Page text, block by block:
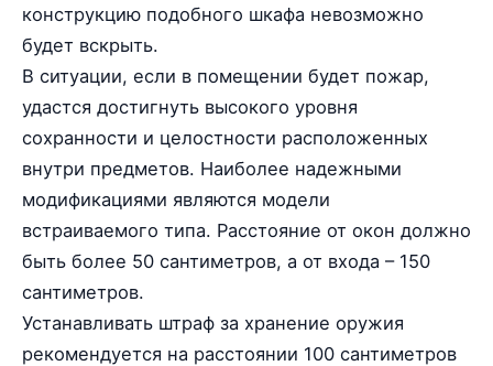
конструкцию подобного шкафа невозможно
будет вскрыть.
В ситуации, если в помещении будет пожар,
удастся достигнуть высокого уровня
сохранности и целостности расположенных
внутри предметов. Наиболее надежными
модификациями являются модели
встраиваемого типа. Расстояние от окон должно
быть более 50 сантиметров, а от входа – 150
сантиметров.
Устанавливать штраф за хранение оружия
рекомендуется на расстоянии 100 сантиметров